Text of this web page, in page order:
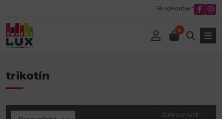
Blog Kontakt
0
Úvod
trikotín
Zobrazených: